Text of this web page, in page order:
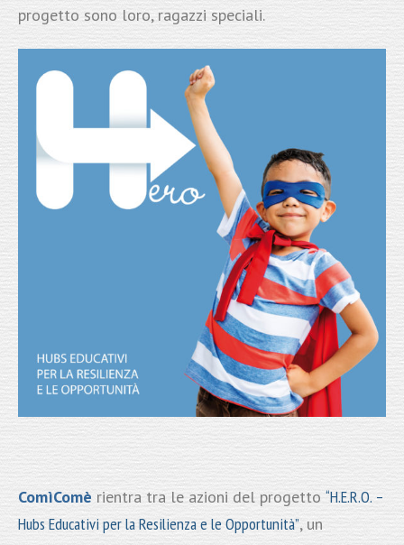
progetto sono loro, ragazzi speciali.
ComìComè rientra tra le azioni del progetto “H.E.R.O. –
Hubs Educativi per la Resilienza e le Opportunità”, un